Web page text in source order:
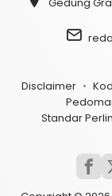
Disclaimer
Standar